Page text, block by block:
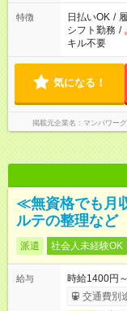
派遣法（日
業はご案内
特徴 日払いOK /
シフト勤務 /
キル不要
気になる！
掲載元企業名 マンパワー
≪無資格でも月
ルテの整理など
派遣 社会人未経験OK
給与
時給1400円
交通費別